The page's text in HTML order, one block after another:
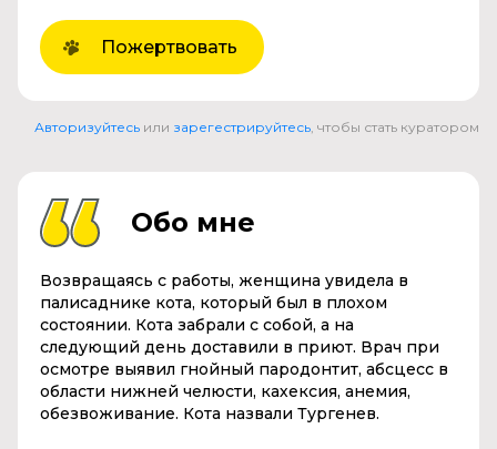
Пожертвовать
Авторизуйтесь или зарегестрируйтесь, чтобы стать куратором
Обо мне
Возвращаясь с работы, женщина увидела в
палисаднике кота, который был в плохом
состоянии. Кота забрали с собой, а на
следующий день доставили в приют. Врач при
осмотре выявил гнойный пародонтит, абсцесс в
области нижней челюсти, кахексия, анемия,
обезвоживание. Кота назвали Тургенев.